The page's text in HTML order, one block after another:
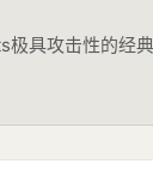
具攻击性的经